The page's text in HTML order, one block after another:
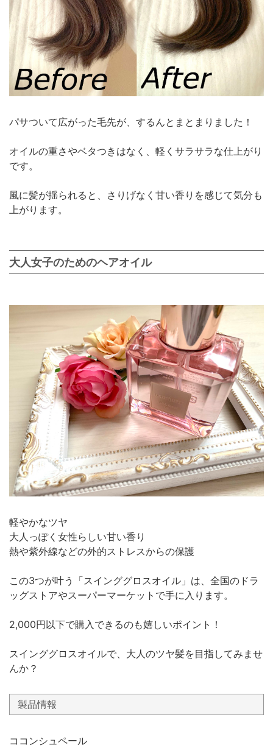
パサついて広がった毛先が、するんとまとまりました！
オイルの重さやベタつきはなく、軽くサラサラな仕上がり
です。
風に髪が揺られると、さりげなく甘い香りを感じて気分も
上がります。
大人女子のためのヘアオイル
軽やかなツヤ
大人っぽく女性らしい甘い香り
熱や紫外線などの外的ストレスからの保護
この3つが叶う「スインググロスオイル」は、全国のドラ
ッグストアやスーパーマーケットで手に入ります。
2,000円以下で購入できるのも嬉しいポイント！
スインググロスオイルで、大人のツヤ髪を目指してみませ
んか？
製品情報
ココンシュペール